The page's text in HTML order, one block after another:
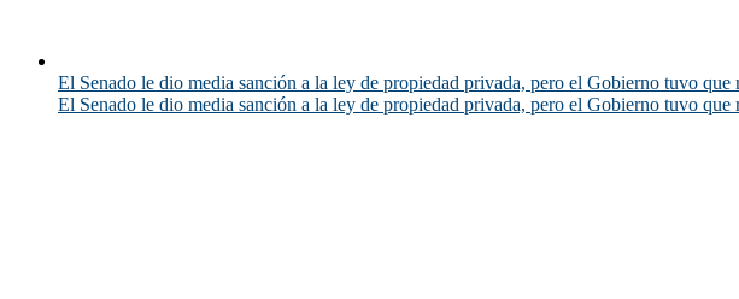
El Senado le dio media sanción a la ley de propiedad privada, pero el Gobierno tuvo
El Senado le dio media sanción a la ley de propiedad privada, pero el Gobierno tuvo